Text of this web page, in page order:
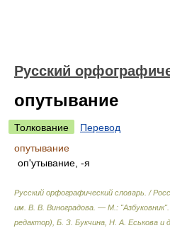
Русский
опутывание
Толкование
Перевод
опутывание
оп'утывание, -я
Русский орфографический словарь. /
им. В. В. Виноградова. — М.: "Азбуковник".
редактор), Б. З. Букчина, Н. А. Еськова и